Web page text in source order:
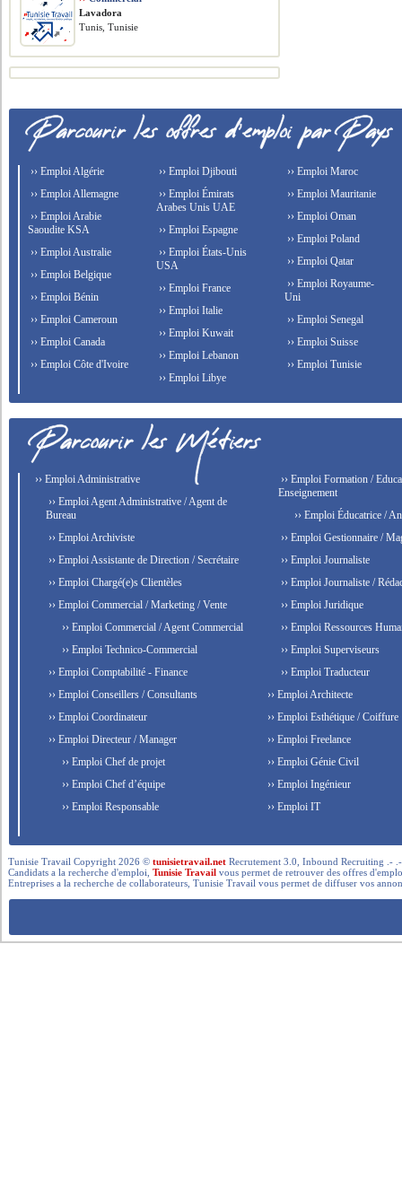
Lavadora
Tunis, Tunisie
›› Emploi Algérie
›› Emploi Allemagne
›› Emploi Arabie
Saoudite KSA
›› Emploi Australie
›› Emploi Belgique
›› Emploi Bénin
›› Emploi Cameroun
›› Emploi Canada
›› Emploi Côte d'Ivoire
›› Emploi Djibouti
›› Emploi Émirats
Arabes Unis UAE
›› Emploi Espagne
›› Emploi États-Unis
USA
›› Emploi France
›› Emploi Italie
›› Emploi Kuwait
›› Emploi Lebanon
›› Emploi Libye
›› Emploi Maroc
›› Emploi Mauritanie
›› Emploi Oman
›› Emploi Poland
›› Emploi Qatar
›› Emploi Royaume-
Uni
›› Emploi Senegal
›› Emploi Suisse
›› Emploi Tunisie
›› Emploi Administrative
›› Emploi Agent Administrative / Agent de
Bureau
›› Emploi Archiviste
›› Emploi Assistante de Direction / Secrétaire
›› Emploi Chargé(e)s Clientèles
›› Emploi Commercial / Marketing / Vente
›› Emploi Commercial / Agent Commercial
›› Emploi Technico-Commercial
›› Emploi Comptabilité - Finance
›› Emploi Conseillers / Consultants
›› Emploi Coordinateur
›› Emploi Directeur / Manager
›› Emploi Chef de projet
›› Emploi Chef d’équipe
›› Emploi Responsable
›› Emploi Formation /
Enseignement
›› Emploi Éducatrice /
›› Emploi Gestionnaire /
›› Emploi Journaliste
›› Emploi Journaliste /
›› Emploi Juridique
›› Emploi Ressources
›› Emploi Superviseurs
›› Emploi Traducteur
›› Emploi Architecte
›› Emploi Esthétique / Coiffure
›› Emploi Freelance
›› Emploi Génie Civil
›› Emploi Ingénieur
›› Emploi IT
Tunisie Travail Copyright 2026 ©tunisietravail.net Recrutement 3.0, Inbound Recruiting .-
Candidats a la recherche d'emploi,Tunisie Travail vous permet de retrouver des offres
Entreprises a la recherche de collaborateurs, Tunisie Travail vous permet de diffuser vos